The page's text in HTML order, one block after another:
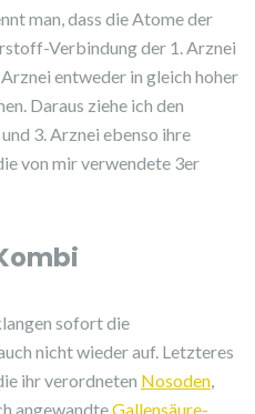
man, dass die Atome der
Verbindung der 1. Arznei
entweder in gleich hoher
Daraus ziehe ich den
3. Arznei ebenso ihre
von mir verwendete 3er
sofort die
nicht wieder auf. Letzteres
ihr verordneten Nosoden,
angewandteGallensäure-